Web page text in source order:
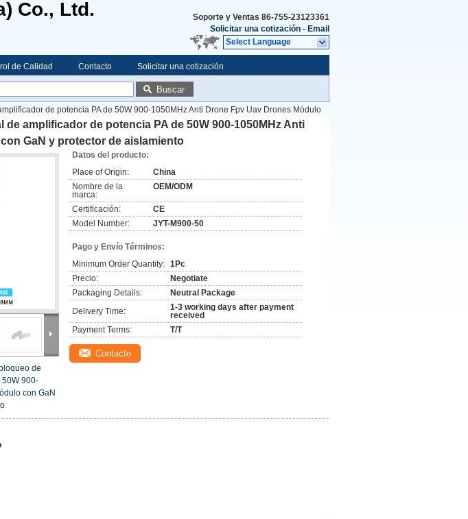
Co., Ltd. Soporte y Ventas 86-755-23123361
Solicitar una cotización - Email
Select Language
de Calidad Contacto Solicitar una cotización
Buscar
de potencia PA de 50W 900-1050MHz Anti Drone Fpv Uav Drones Módulo
amplificador de potencia PA de 50W 900-1050MHz Anti
GaN y protector de aislamiento
de
50W 900-
con GaN
Datos del producto:
Place of Origin:
China
Nombre de la
marca:
OEM/ODM
Certificación:
CE
Model Number:
JYT-M900-50
Pago y Envío Términos:
Minimum Order Quantity: 1Pc
Precio:
Negotiate
Packaging Details:
Neutral Package
Delivery Time:
1-3 working days after payment
received
Payment Terms:
T/T
Contacto